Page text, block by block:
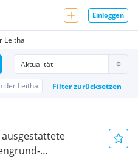
Einloggen
Leitha
der Leitha Filter zurücksetzen